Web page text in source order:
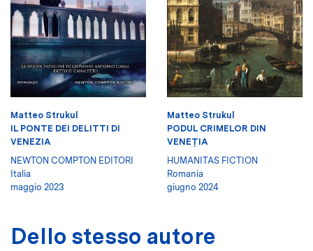
Matteo Strukul
IL PONTE DEI DELITTI DI
VENEZIA
NEWTON COMPTON EDITORI
Italia
maggio 2023
Matteo Strukul
PODUL CRIMELOR DIN
VENEŢIA
HUMANITAS FICTION
Romania
giugno 2024
Dello stesso autore